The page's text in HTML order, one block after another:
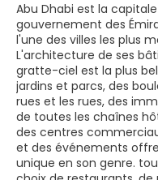
Abu Dhabi est la
gouvernement des
l'une des villes les plus
L'architecture de ses
gratte-ciel est la plus
jardins et parcs, des
rues et les rues, des
de toutes les chaînes
des centres
et des événements
unique en son genre.